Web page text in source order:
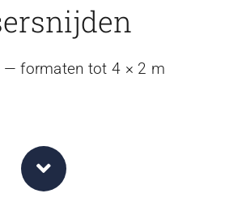
formaten tot 4 × 2 m